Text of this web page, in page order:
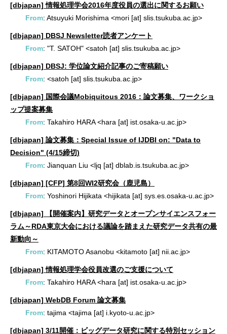
[dbjapan] 情報処理学会2016年度役員の選出に関するお願い
From: Atsuyuki Morishima <mori [at] slis.tsukuba.ac.jp>
[dbjapan] DBSJ Newsletter読者アンケート
From: "T. SATOH" <satoh [at] slis.tsukuba.ac.jp>
[dbjapan] DBSJ: 学位論文紹介記事のご寄稿願い
From: <satoh [at] slis.tsukuba.ac.jp>
[dbjapan] 国際会議Mobiquitous 2016：論文募集、ワークショ
ップ提案募集
From: Takahiro HARA <hara [at] ist.osaka-u.ac.jp>
[dbjapan] 論文募集：Special Issue of IJDBI on: "Data to
Decision" (4/15締切)
From: Jianquan Liu <ljq [at] dblab.is.tsukuba.ac.jp>
[dbjapan] [CFP] 第8回WI2研究会（鹿児島）
From: Yoshinori Hijikata <hijikata [at] sys.es.osaka-u.ac.jp>
[dbjapan] 【開催案内】研究データとオープンサイエンスフォー
ラム～RDA東京大会における議論を踏まえた研究データ共有の最
新動向～
From: KITAMOTO Asanobu <kitamoto [at] nii.ac.jp>
[dbjapan] 情報処理学会役員改選のご支援について
From: Takahiro HARA <hara [at] ist.osaka-u.ac.jp>
[dbjapan] WebDB Forum 論文募集
From: tajima <tajima [at] i.kyoto-u.ac.jp>
[dbjapan] 3/11開催：ビッグデータ研究に関する特別セッション